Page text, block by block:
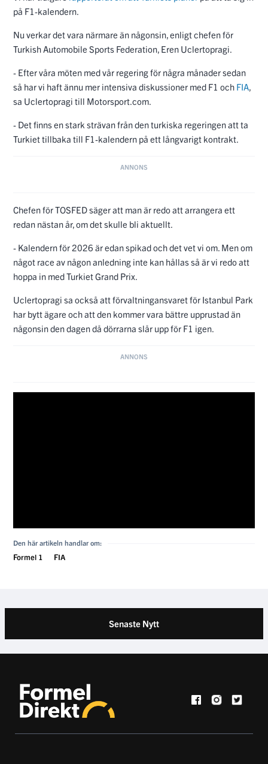
på F1-kalendern.
Nu verkar det vara närmare än någonsin, enligt chefen för
Turkish Automobile Sports Federation, Eren Uclertopragi.
- Efter våra möten med vår regering för några månader sedan
så har vi haft ännu mer intensiva diskussioner med F1 och FIA,
sa Uclertopragi till Motorsport.com.
- Det finns en stark strävan från den turkiska regeringen att ta
Turkiet tillbaka till F1-kalendern på ett långvarigt kontrakt.
Chefen för TOSFED säger att man är redo att arrangera ett
redan nästan år, om det skulle bli aktuellt.
- Kalendern för 2026 är edan spikad och det vet vi om. Men om
något race av någon anledning inte kan hållas så är vi redo att
hoppa in med Turkiet Grand Prix.
Uclertopragi sa också att förvaltningansvaret för Istanbul Park
har bytt ägare och att den kommer vara bättre upprustad än
någonsin den dagen då dörrarna slår upp för F1 igen.
Den här artikeln handlar om:
Formel 1 FIA
Senaste Nytt